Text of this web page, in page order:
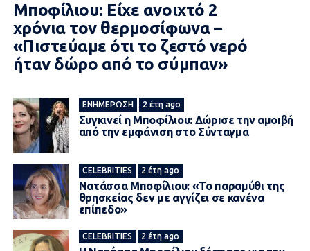
Μποφίλιου: Είχε ανοιχτό 2
χρόνια τον θερμοσίφωνα –
«Πιστεύαμε ότι το ζεστό νερό
ήταν δώρο από το σύμπαν»
ΕΝΗΜΈΡΩΣΗ 2 έτη ago
Συγκινεί η Μποφίλιου: Δώpıσε την αμοıβή
από την εμφάνιση στο Σύνταγμα
CELEBRITIES 2 έτη ago
Νατάσσα Μποφίλιoυ: «Το παραμύθι της
θρησκείας δεν με αγγίζει σε κανένα
επίπεδo»
CELEBRITIES 2 έτη ago